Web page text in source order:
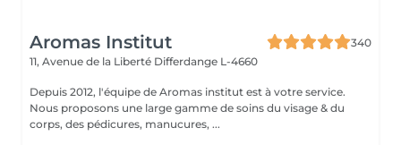
Aromas Institut
340
11, Avenue de la Liberté Differdange L-4660
Depuis 2012, l'équipe de Aromas institut est à votre service.
Nous proposons une large gamme de soins du visage & du
corps, des pédicures, manucures, ...